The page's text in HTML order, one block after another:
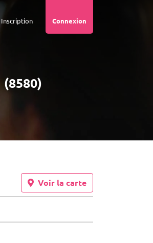
Connexion
Inscription
Voir la carte